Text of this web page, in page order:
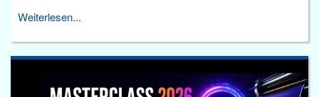
Weiterlesen...